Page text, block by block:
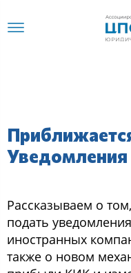
Рассказываем о
подать
иностранных
также о новом